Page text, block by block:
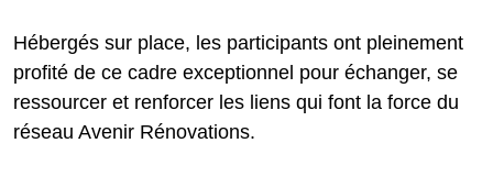
Hébergés sur place, les participants ont pleinement
profité de ce cadre exceptionnel pour échanger, se
ressourcer et renforcer les liens qui font la force du
réseau Avenir Rénovations.